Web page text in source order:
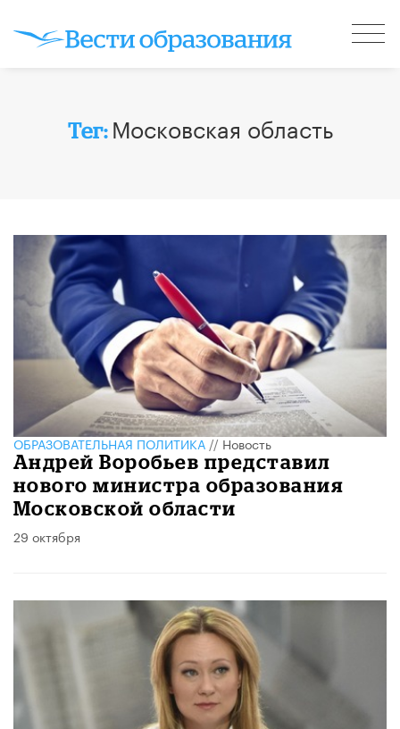
Тег: Московская область
ОБРАЗОВАТЕЛЬНАЯ ПОЛИТИКА//Новость
Андрей Воробьев представил
нового министра образования
Московской области
29 октября